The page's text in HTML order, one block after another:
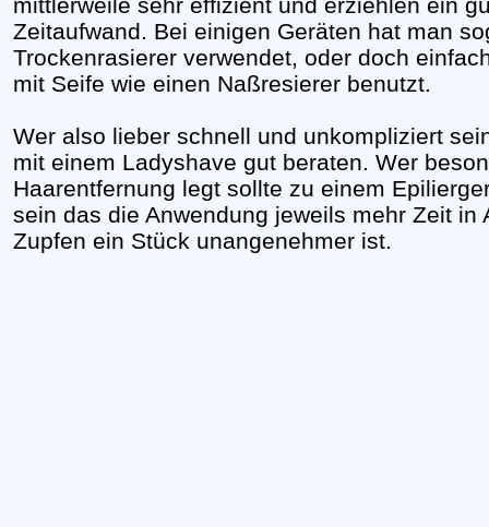
Zeitaufwand. Bei einigen Geräten hat man
Trockenrasierer verwendet, oder doch
mit Seife wie einen Naßresierer benutzt.
Wer also lieber schnell und unkompliziert
mit einem Ladyshave gut beraten. Wer
Haarentfernung legt sollte zu einem
sein das die Anwendung jeweils mehr Zeit
Zupfen ein Stück unangenehmer ist.